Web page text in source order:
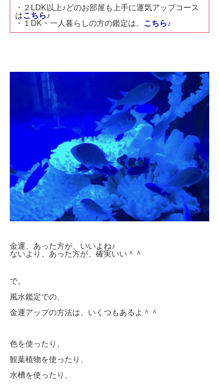
・２LDK以上♪どのお部屋も上手に運気アップコース
はこちら♪
・１DK・一人暮らしの方の鑑定は、 こちら♪
金運、あった方が、いいよね♪
ないより、あった方が、確実いい＾＾
で。
風水鑑定での、
金運アップの方法は、いくつもあるよ＾＾
色を使ったり、
観葉植物を使ったり、
水槽を使ったり、